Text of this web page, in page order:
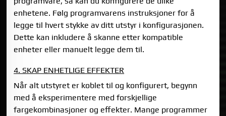
enhetene. Følg programvarens instruksjoner for å
legge til hvert stykke av ditt utstyr i konfigurasjonen.
Dette kan inkludere å skanne etter kompatible
enheter eller manuelt legge dem til.
4. SKAP ENHETLIGE EFFEKTER
Når alt utstyret er koblet til og konfigurert, begynn
med å eksperimentere med forskjellige
fargekombinasjoner og effekter. Mange programmer